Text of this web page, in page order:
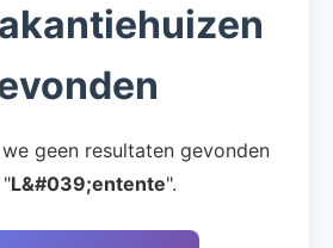
geen resultaten gevonden
L&#039;entente".